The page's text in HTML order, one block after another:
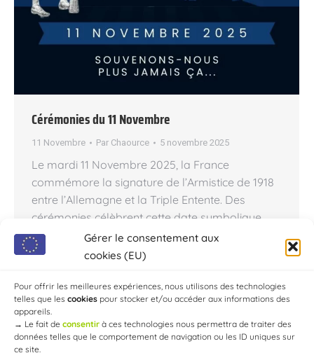
Gérer le consentement aux
cookies (EU)
Pour offrir les meilleures expériences, nous utilisons des technologies
telles que les cookies pour stocker et/ou accéder aux informations des
appareils.
→ Le fait de consentir à ces technologies nous permettra de traiter des
données telles que le comportement de navigation ou les ID uniques sur
ce site.
Cérémonies du 11 Novembre
11 Novembre Par Chaource 5 novembre 2025
Le mardi 11 Novembre 2025, la France
commémore la signature de l’Armistice de 1918
entre l’Allemagne et la Triple Entente. Des
cérémonies célèbrent cette date symbolique
toute la journée. Parents, votre présence est
essentielle : venez avec vos enfants ! Comme
Novembre 2025, la traditionnelle cérémonie…